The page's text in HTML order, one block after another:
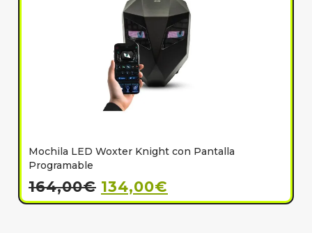
Mochila LED Woxter Knight con Pantalla
Programable
164,00€ 134,00€